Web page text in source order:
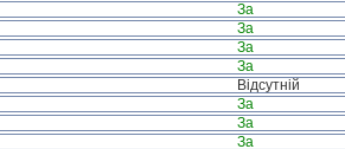
За
За
За
За
Відсутній
За
За
За